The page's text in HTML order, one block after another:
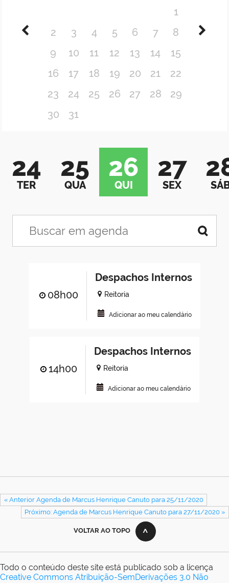
1
2
3 4 5 6 7
8
9
10 11 12 13 14
15
16
17 18 19 20 21
22
23
24 25 26 27 28
29
30
31
24
TER
25
QUA
26
QUI
27
SEX
08h00
Despachos Internos
Reitoria
Adicionar ao meu calendário
14h00
Despachos Internos
Reitoria
Adicionar ao meu calendário
« Anterior Agenda de Marcus Henrique Canuto para 25/11/2020
Próximo: Agenda de Marcus Henrique Canuto para 27/11/2020 »
VOLTAR AO TOPO
Todo o conteúdo deste site está publicado sob a licença
Creative Commons Atribuição-SemDerivações 3.0 Não